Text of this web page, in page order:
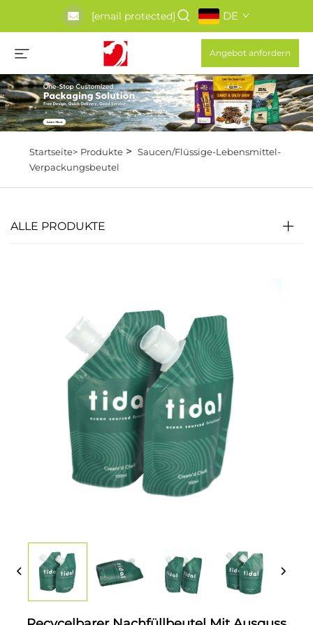
[email protected] DE
Angebot anfordern
Startseite> Produkte> Saucen/Flüssige-Lebensmittel-
Verpackungsbeutel
ALLE PRODUKTE